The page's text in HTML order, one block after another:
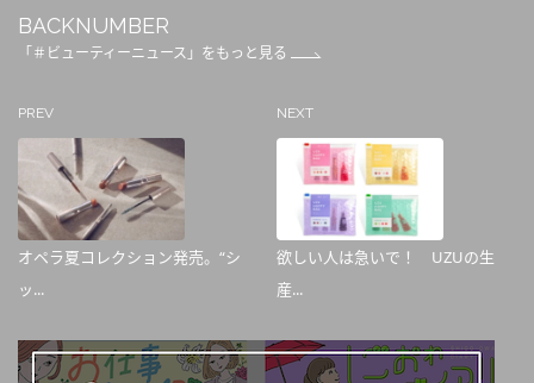
BACKNUMBER
「＃ビューティーニュース」をもっと見る
PREV
オペラ夏コレクション発売。“シ
ッ...
NEXT
欲しい人は急いで！ UZUの生
産...